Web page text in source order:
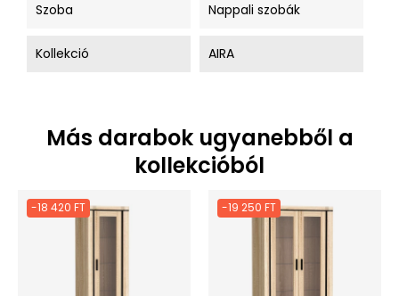
Szoba Nappali szobák
Kollekció AIRA
Más darabok ugyanebből a
kollekcióból
-18 420 FT -19 250 FT